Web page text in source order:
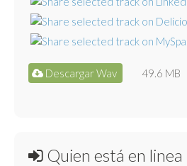
Descargar Wav 49.6 MB
Quien está en linea